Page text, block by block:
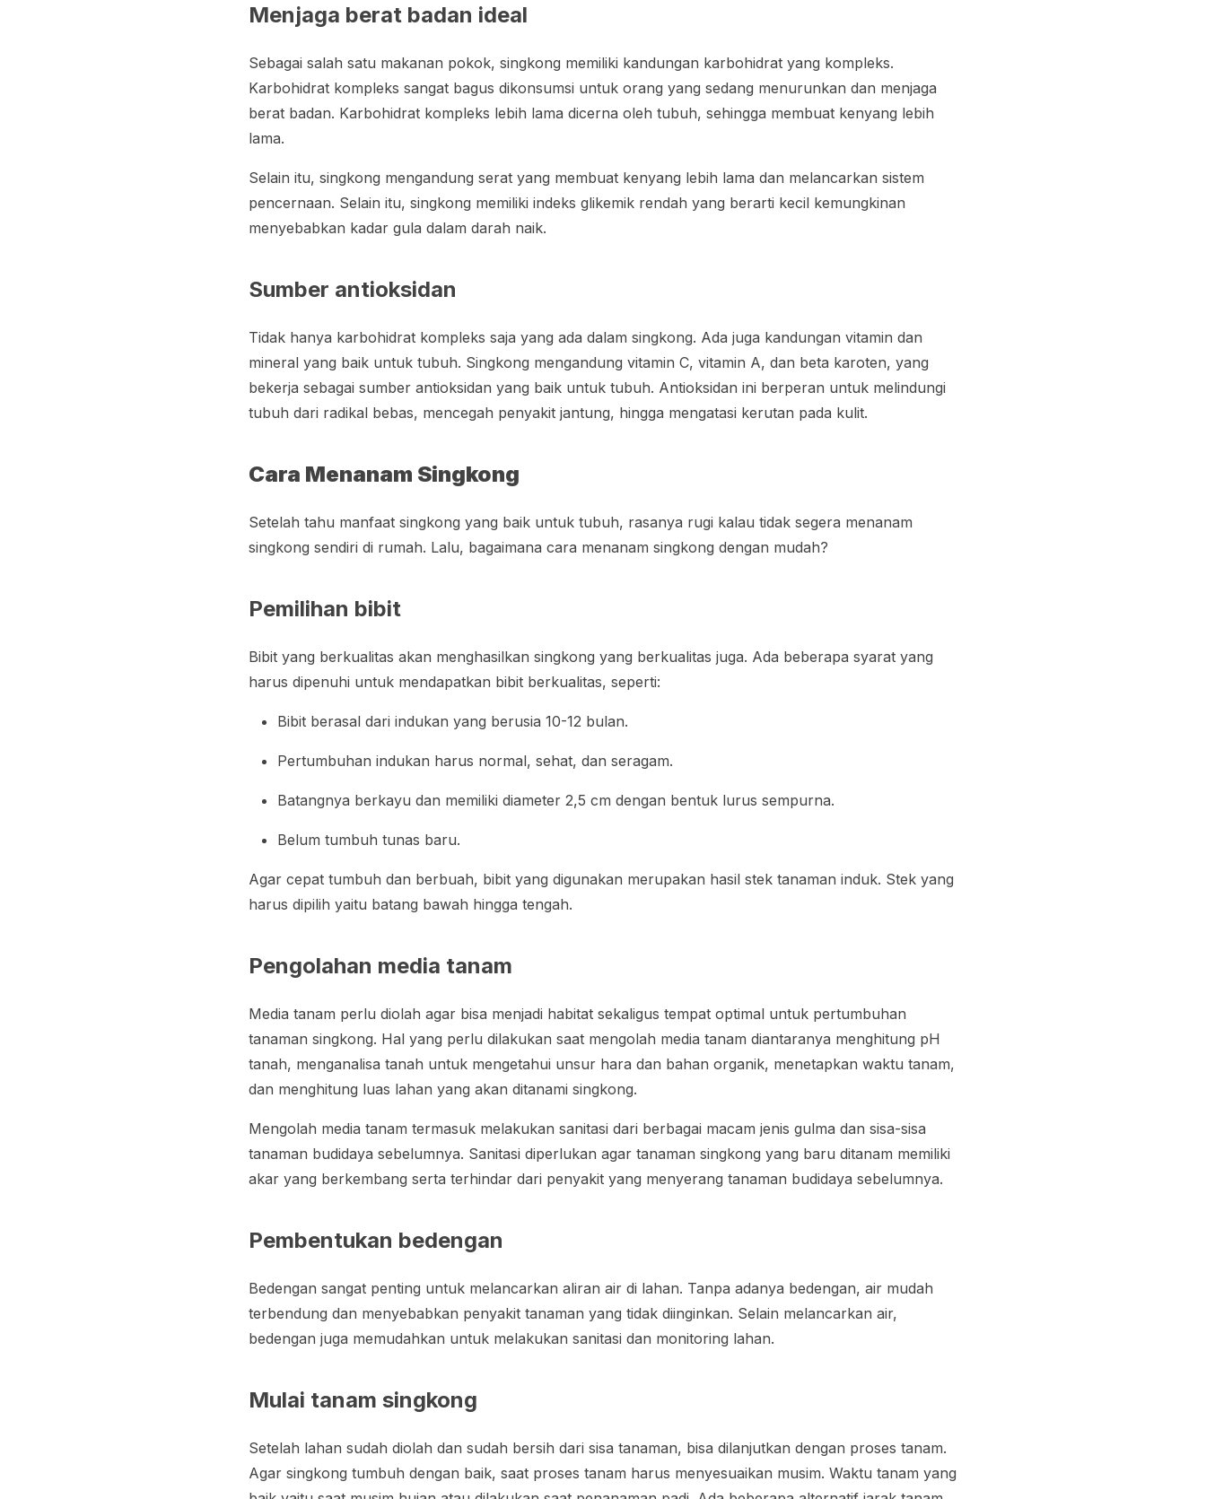
Menjaga berat badan ideal
Sebagai salah satu makanan pokok, singkong memiliki kandungan karbohidrat yang kompleks.
Karbohidrat kompleks sangat bagus dikonsumsi untuk orang yang sedang menurunkan dan menjaga
berat badan. Karbohidrat kompleks lebih lama dicerna oleh tubuh, sehingga membuat kenyang lebih
lama.
Selain itu, singkong mengandung serat yang membuat kenyang lebih lama dan melancarkan sistem
pencernaan. Selain itu, singkong memiliki indeks glikemik rendah yang berarti kecil kemungkinan
menyebabkan kadar gula dalam darah naik.
Sumber antioksidan
Tidak hanya karbohidrat kompleks saja yang ada dalam singkong. Ada juga kandungan vitamin dan
mineral yang baik untuk tubuh. Singkong mengandung vitamin C, vitamin A, dan beta karoten, yang
bekerja sebagai sumber antioksidan yang baik untuk tubuh. Antioksidan ini berperan untuk melindungi
tubuh dari radikal bebas, mencegah penyakit jantung, hingga mengatasi kerutan pada kulit.
Cara Menanam Singkong
Setelah tahu manfaat singkong yang baik untuk tubuh, rasanya rugi kalau tidak segera menanam
singkong sendiri di rumah. Lalu, bagaimana cara menanam singkong dengan mudah?
Pemilihan bibit
Bibit yang berkualitas akan menghasilkan singkong yang berkualitas juga. Ada beberapa syarat yang
harus dipenuhi untuk mendapatkan bibit berkualitas, seperti:
Bibit berasal dari indukan yang berusia 10-12 bulan.
Pertumbuhan indukan harus normal, sehat, dan seragam.
Batangnya berkayu dan memiliki diameter 2,5 cm dengan bentuk lurus sempurna.
Belum tumbuh tunas baru.
Agar cepat tumbuh dan berbuah, bibit yang digunakan merupakan hasil stek tanaman induk. Stek yang
harus dipilih yaitu batang bawah hingga tengah.
Pengolahan media tanam
Media tanam perlu diolah agar bisa menjadi habitat sekaligus tempat optimal untuk pertumbuhan
tanaman singkong. Hal yang perlu dilakukan saat mengolah media tanam diantaranya menghitung pH
tanah, menganalisa tanah untuk mengetahui unsur hara dan bahan organik, menetapkan waktu tanam,
dan menghitung luas lahan yang akan ditanami singkong.
Mengolah media tanam termasuk melakukan sanitasi dari berbagai macam jenis gulma dan sisa-sisa
tanaman budidaya sebelumnya. Sanitasi diperlukan agar tanaman singkong yang baru ditanam memiliki
akar yang berkembang serta terhindar dari penyakit yang menyerang tanaman budidaya sebelumnya.
Pembentukan bedengan
Bedengan sangat penting untuk melancarkan aliran air di lahan. Tanpa adanya bedengan, air mudah
terbendung dan menyebabkan penyakit tanaman yang tidak diinginkan. Selain melancarkan air,
bedengan juga memudahkan untuk melakukan sanitasi dan monitoring lahan.
Mulai tanam singkong
Setelah lahan sudah diolah dan sudah bersih dari sisa tanaman, bisa dilanjutkan dengan proses tanam.
Agar singkong tumbuh dengan baik, saat proses tanam harus menyesuaikan musim. Waktu tanam yang